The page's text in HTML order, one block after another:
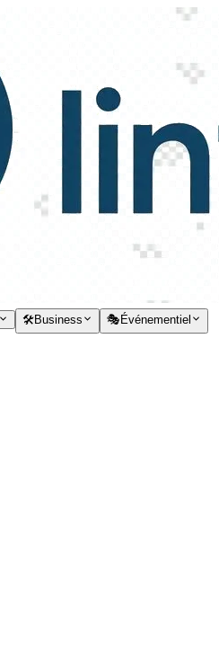
🛠️Business 🎭 Événementiel